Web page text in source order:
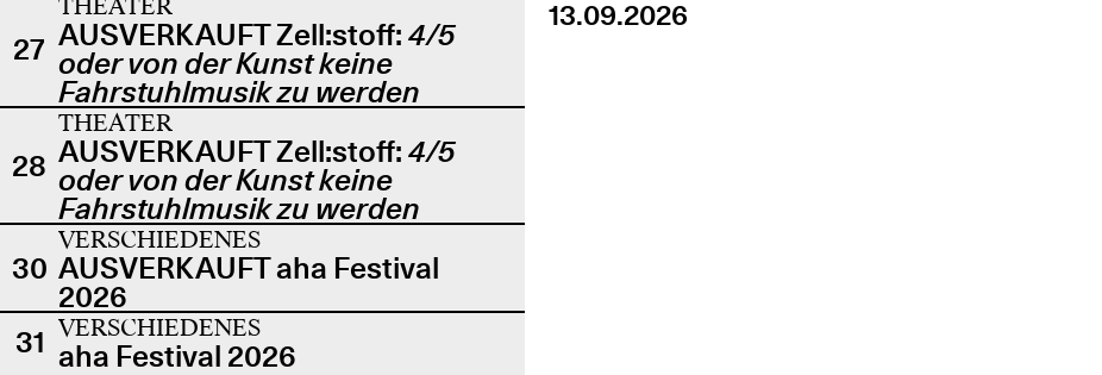
27 AUSVERKAUFT Zell:stoff: 4/5
oder von der Kunst keine
Fahrstuhlmusik zu werden
28
THEATER
AUSVERKAUFT Zell:stoff: 4/5
oder von der Kunst keine
Fahrstuhlmusik zu werden
30
VERSCHIEDENES
AUSVERKAUFT aha Festival
2026
31 VERSCHIEDENES
aha Festival 2026
13.09.2026